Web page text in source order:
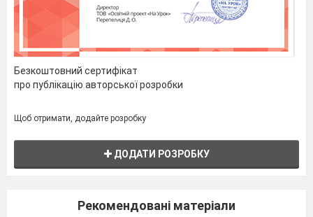
(Слайд 8)
Безкоштовний сертифікат
про публікацію авторської розробки
Щоб отримати, додайте розробку
ДОДАТИ РОЗРОБКУ
Рекомендовані матеріали